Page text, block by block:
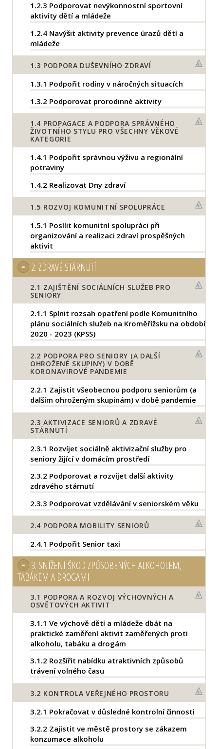
1.2.3 Podporovat nevýkonnostní sportovní
aktivity dětí a mládeže
1.2.4 Navýšit aktivity prevence úrazů dětí a
mládeže
1.3 PODPORA DUŠEVNÍHO ZDRAVÍ
1.3.1 Podpořit rodiny v náročných situacích
1.3.2 Podporovat prorodinné aktivity
1.4 PROPAGACE A PODPORA SPRÁVNÉHO
ŽIVOTNÍHO STYLU PRO VŠECHNY VĚKOVÉ
KATEGORIE
1.4.1 Podpořit správnou výživu a regionální
potraviny
1.4.2 Realizovat Dny zdraví
1.5 ROZVOJ KOMUNITNÍ SPOLUPRÁCE
1.5.1 Posílit komunitní spolupráci při
organizování a realizaci zdraví prospěšných
aktivit
2. ZDRAVÉ STÁRNUTÍ
2.1 ZAJIŠTĚNÍ SOCIÁLNÍCH SLUŽEB PRO
SENIORY
2.1.1 Splnit rozsah opatření podle Komunitního
plánu sociálních služeb na Kroměřížsku na období
2020 - 2023 (KPSS)
2.2 PODPORA PRO SENIORY (A DALŠÍ
OHROŽENÉ SKUPINY) V DOBĚ
KORONAVIROVÉ PANDEMIE
2.2.1 Zajistit všeobecnou podporu seniorům (a
dalším ohroženým skupinám) v době pandemie
2.3 AKTIVIZACE SENIORŮ A ZDRAVÉ
STÁRNUTÍ
2.3.1 Rozvíjet sociálně aktivizační služby pro
seniory žijící v domácím prostředí
2.3.2 Podporovat a rozvíjet další aktivity
zdravého stárnutí
2.3.3 Podporovat vzdělávání v seniorském věku
2.4 PODPORA MOBILITY SENIORŮ
2.4.1 Podpořit Senior taxi
3. SNÍŽENÍ ŠKOD ZPŮSOBENÝCH ALKOHOLEM,
TABÁKEM A DROGAMI
3.1 PODPORA A ROZVOJ VÝCHOVNÝCH A
OSVĚTOVÝCH AKTIVIT
3.1.1 Ve výchově dětí a mládeže dbát na
praktické zaměření aktivit zaměřených proti
alkoholu, tabáku a drogám
3.1.2 Rozšířit nabídku atraktivních způsobů
trávení volného času
3.2 KONTROLA VEŘEJNÉHO PROSTORU
3.2.1 Pokračovat v důsledné kontrolní činnosti
3.2.2 Zajistit ve městě prostory se zákazem
konzumace alkoholu